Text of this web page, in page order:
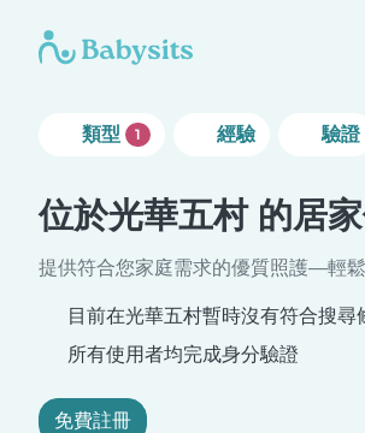
類型 1 經驗 驗證
位於光華五村 的居
提供符合您家庭需求的優質照護—輕
目前在光華五村暫時沒有符合搜尋
所有使用者均完成身分驗證
免費註冊